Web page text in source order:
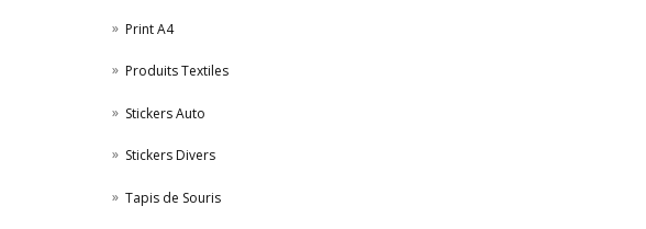
Print A4
Produits Textiles
Stickers Auto
Stickers Divers
Tapis de Souris